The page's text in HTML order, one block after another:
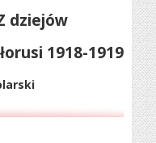
dziejów
1918-1919